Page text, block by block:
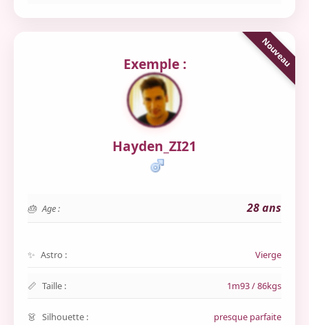
Exemple :
Hayden_ZI21
Age : 28 ans
Astro : Vierge
Taille : 1m93 / 86kgs
Silhouette : presque parfaite